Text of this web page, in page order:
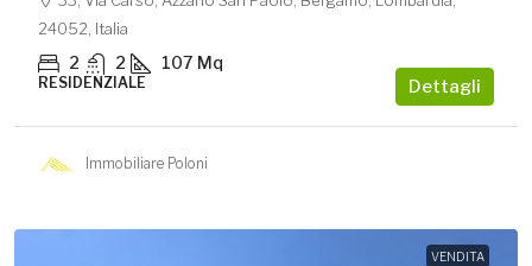
24052, Italia
2 2 107 Mq
RESIDENZIALE Dettagli
Immobiliare Poloni
VENDITA